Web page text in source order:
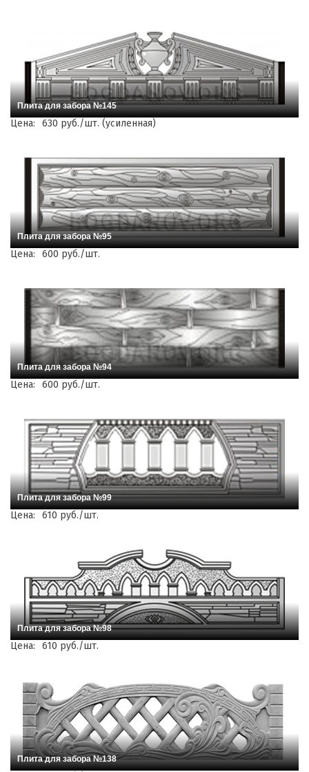
Плита для забора №145
Цена: 630 руб./шт. (усиленная)
Плита для забора №95
Цена: 600 руб./шт.
Плита для забора №94
Цена: 600 руб./шт.
Плита для забора №99
Цена: 610 руб./шт.
Плита для забора №98
Цена: 610 руб./шт.
Плита для забора №138